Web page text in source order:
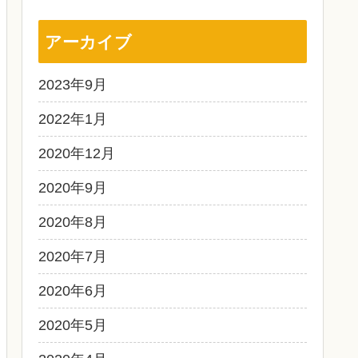
アーカイブ
2023年9月
2022年1月
2020年12月
2020年9月
2020年8月
2020年7月
2020年6月
2020年5月